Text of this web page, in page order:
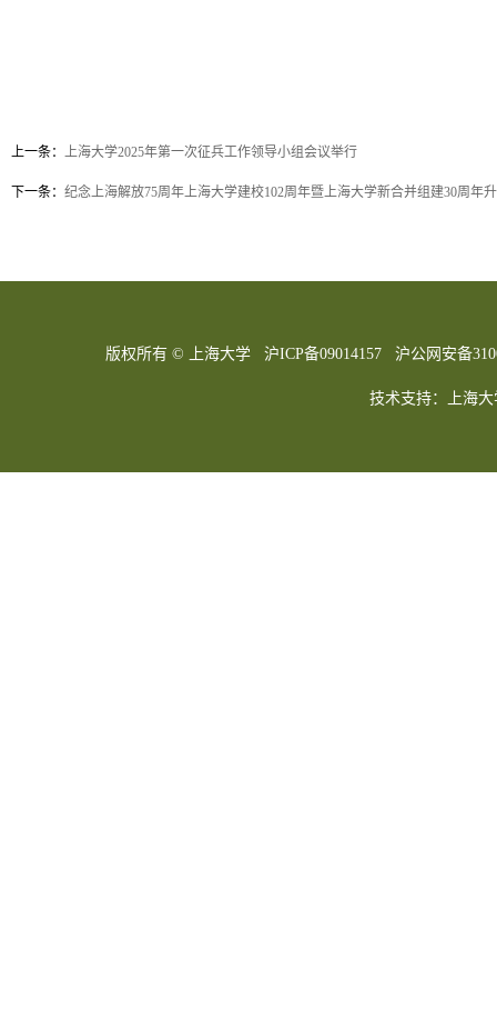
上一条： 上海大学2025年第一次征兵工作领导小组会议举行
下一条： 纪念上海解放75周年上海大学建校102周年暨上海大学新合并组建30周年
版权所有 © 上海大学 沪ICP备09014157 沪公网安备
技术支持： 上海